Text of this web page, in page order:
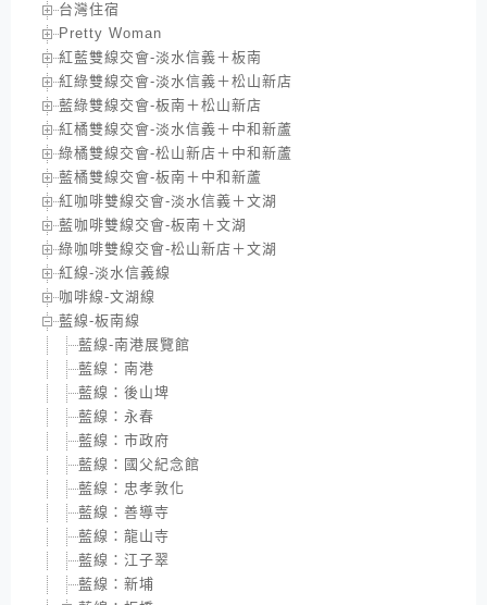
台灣住宿
Pretty Woman
紅藍雙線交會-淡水信義＋板南
紅綠雙線交會-淡水信義＋松山新店
藍綠雙線交會-板南＋松山新店
紅橘雙線交會-淡水信義＋中和新蘆
綠橘雙線交會-松山新店＋中和新蘆
藍橘雙線交會-板南＋中和新蘆
紅咖啡雙線交會-淡水信義＋文湖
藍咖啡雙線交會-板南＋文湖
綠咖啡雙線交會-松山新店＋文湖
紅線-淡水信義線
咖啡線-文湖線
藍線-板南線
藍線-南港展覽館
藍線：南港
藍線：後山埤
藍線：永春
藍線：市政府
藍線：國父紀念館
藍線：忠孝敦化
藍線：善導寺
藍線：龍山寺
藍線：江子翠
藍線：新埔